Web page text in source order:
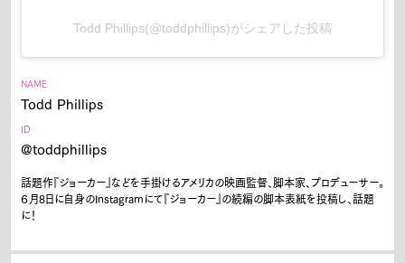
Todd Phillips(@toddphillips)がシェアした投稿
NAME
Todd Phillips
ID
@toddphillips
話題作『ジョーカー』などを手掛けるアメリカの映画監督、脚本家、プロデューサー。
６月8日に自身のInstagramにて『ジョーカー』の続編の脚本表紙を投稿し、話題
に！